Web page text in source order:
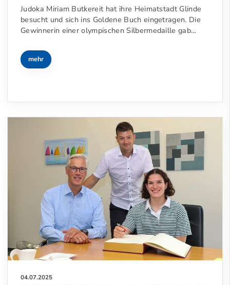
Judoka Miriam Butkereit hat ihre Heimatstadt Glinde
besucht und sich ins Goldene Buch eingetragen. Die
Gewinnerin einer olympischen Silbermedaille gab…
mehr
04.07.2025